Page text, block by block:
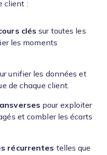
client :
clés sur toutes les
les moments
unifier les données et
de chaque client.
pour exploiter
et combler les écarts
récurrentes telles que